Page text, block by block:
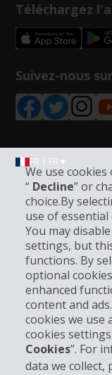
We use cookies
“ Decline” or
choice.By
use of
You may
settings, but
functions. By
optional
enhanced
content and
cookies we use
cookies
Cookies”. For
data we collect,
Téléchargez
Suivez-nous
FR | FR ▾
Informations sur
Entreprise
Support client
Réserver avec Hertz